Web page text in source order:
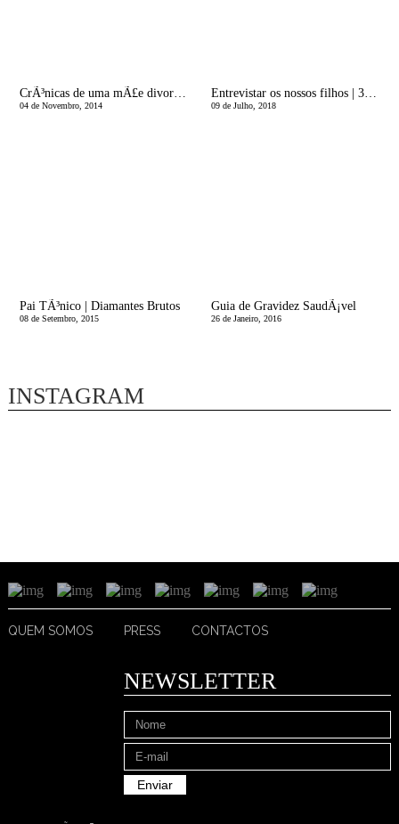
CrÃ³nicas de uma mÃ£e divorciada | Amigos coloridos, namorados e outras espÃ©cies
04 de Novembro, 2014
Entrevistar os nossos filhos | 30 perguntas para entrar dentro do coraÃ§Ã£o deles
09 de Julho, 2018
Pai TÃ³nico | Diamantes Brutos
08 de Setembro, 2015
Guia de Gravidez SaudÃ¡vel
26 de Janeiro, 2016
INSTAGRAM
QUEM SOMOS PRESS CONTACTOS
NEWSLETTER